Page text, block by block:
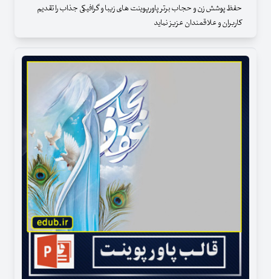
حفظ پوشش زن و حجاب برتر پاورپوینت های زیبا و گرافیکی جذاب را تقدیم
کاربران و علاقمندان عزیز نماید